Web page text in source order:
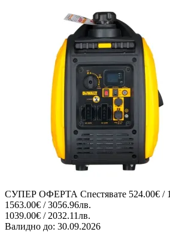
СУПЕР ОФЕРТА Спестявате 524.00€ /
1563.00€ / 3056.96лв.
1039.00€ / 2032.11лв.
Валидно до: 30.09.2026